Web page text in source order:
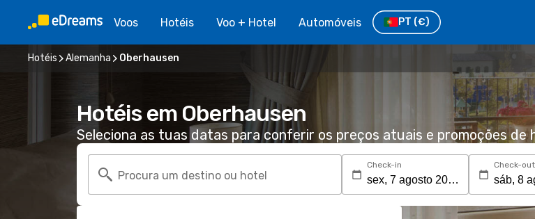
Voos Hotéis Voo + Hotel Automóveis PT (€)
Hotéis Alemanha Oberhausen
Hotéis em Oberhausen
Seleciona as tuas datas para conferir os preços atuais e promoções de
Procura um destino ou hotel
Check-in Check-out